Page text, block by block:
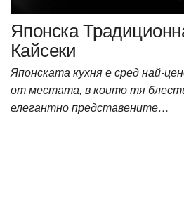
Японска
Кайсеки
Японската кухня е сред най-
от местата, в които тя
елегантно представените…